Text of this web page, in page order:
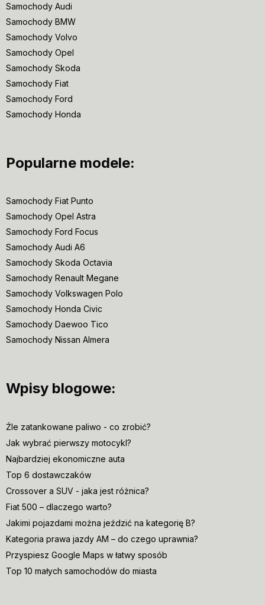
Samochody Audi
Samochody BMW
Samochody Volvo
Samochody Opel
Samochody Skoda
Samochody Fiat
Samochody Ford
Samochody Honda
Popularne modele:
Samochody Fiat Punto
Samochody Opel Astra
Samochody Ford Focus
Samochody Audi A6
Samochody Skoda Octavia
Samochody Renault Megane
Samochody Volkswagen Polo
Samochody Honda Civic
Samochody Daewoo Tico
Samochody Nissan Almera
Wpisy blogowe:
Źle zatankowane paliwo - co zrobić?
Jak wybrać pierwszy motocykl?
Najbardziej ekonomiczne auta
Top 6 dostawczaków
Crossover a SUV - jaka jest różnica?
Fiat 500 – dlaczego warto?
Jakimi pojazdami można jeździć na kategorię B?
Kategoria prawa jazdy AM – do czego uprawnia?
Przyspiesz Google Maps w łatwy sposób
Top 10 małych samochodów do miasta